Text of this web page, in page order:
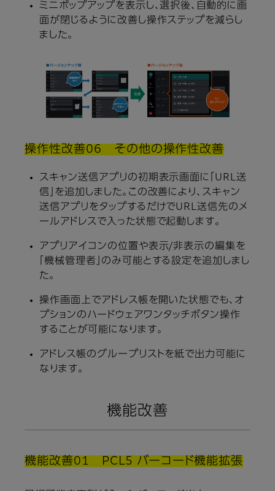
ミニポップアップを表示し、選択後、自動的に画
面が閉じるように改善し操作ステップを減らし
ました。
操作性改善06 その他の操作性改善
スキャン送信アプリの初期表示画面に「URL送
信」を追加しました。この改善により、スキャン
送信アプリをタップするだけでURL送信先のメ
ールアドレスで入った状態で起動します。
アプリアイコンの位置や表示/非表示の編集を
「機械管理者」のみ可能とする設定を追加しまし
た。
操作画面上でアドレス帳を開いた状態でも、オ
プションのハードウェアワンタッチボタン操作
することが可能になります。
アドレス帳のグループリストを紙で出力可能に
なります。
機能改善
機能改善01 PCL5 バーコード機能拡張